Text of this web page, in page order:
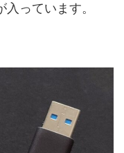
っています。